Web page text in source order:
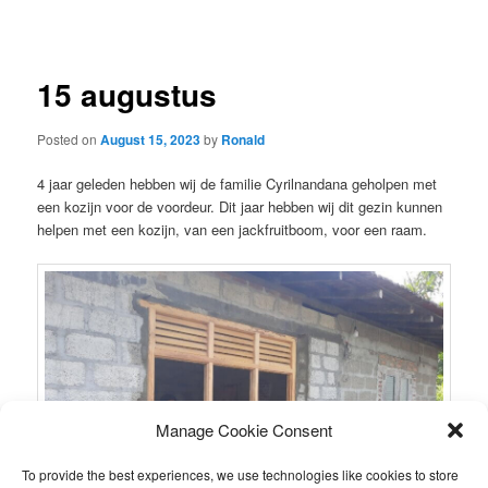
Manage Cookie Consent
To provide the best experiences, we use technologies like cookies to store
15 augustus
Posted onAugust 15, 2023by Ronald
4 jaar geleden hebben wij de familie Cyrilnandana geholpen met
een kozijn voor de voordeur. Dit jaar hebben wij dit gezin kunnen
helpen met een kozijn, van een jackfruitboom, voor een raam.